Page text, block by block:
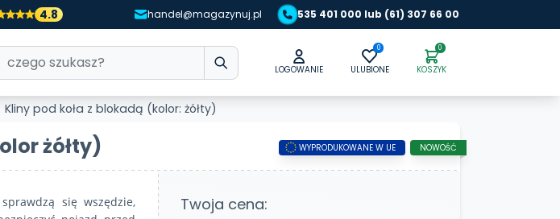
4.8 handel@magazynuj.pl 535 401 000 lub (61) 307 66 00
LOGOWANIE
0
ULUBIONE
0
KOSZYK
Kliny pod koła z blokadą (kolor: żółty)
żółty) WYPRODUKOWANE W UE NOWOŚĆ
sprawdzą się wszędzie,
Twoja cena: